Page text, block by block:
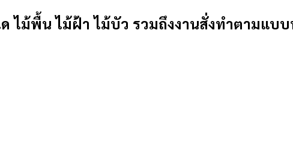
ไม้พื้น ไม้ฝ้า ไม้บัว รวมถึงงานสั่งทำตามแบ